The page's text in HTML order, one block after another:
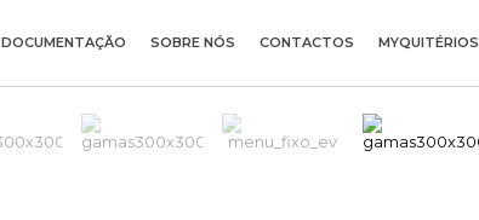
DOCUMENTAÇÃO SOBRE NÓS CONTACTOS MYQUITÉRIOS